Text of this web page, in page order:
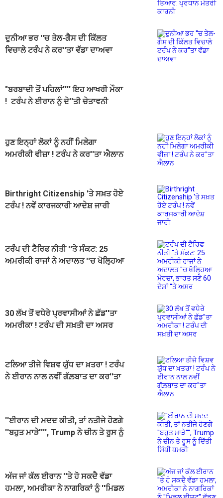
ਦੁਨੀਆ ਭਰ ''ਚ ਤੇਲ-ਗੈਸ ਦੀ ਕਿੱਲਤ
ਵਿਚਾਲੇ ਟਰੰਪ ਨੇ ਕਰ''ਤਾ ਵੱਡਾ ਦਾਅਵਾ
"ਬਰਬਾਦੀ ਤੋਂ ਪਹਿਲਾਂ'''' ਇਹ ਆਖਰੀ ਮੌਕਾ
! ਟਰੰਪ ਨੇ ਈਰਾਨ ਨੂੰ ਦੇ''ਤੀ ਚੇਤਾਵਨੀ
ਹੁਣ ਇਨ੍ਹਾਂ ਲੋਕਾਂ ਨੂੰ ਨਹੀਂ ਮਿਲੇਗਾ
ਅਮਰੀਕੀ ਵੀਜ਼ਾ ! ਟਰੰਪ ਨੇ ਕਰ''ਤਾ ਐਲਾਨ
Birthright Citizenship 'ਤੇ ਸਖ਼ਤ ਹੋਏ
ਟਰੰਪ ! ਨਵੇਂ ਕਾਰਜਕਾਰੀ ਆਦੇਸ਼ ਜਾਰੀ
ਟਰੰਪ ਦੀ ਟੈਰਿਫ ਨੀਤੀ ''ਤੇ ਸੰਕਟ: 25
ਅਮਰੀਕੀ ਰਾਜਾਂ ਨੇ ਅਦਾਲਤ ''ਚ ਖੋਲ੍ਹਿਆ
30 ਲੱਖ ਤੋਂ ਵਧੇਰੇ ਪ੍ਰਵਾਸੀਆਂ ਨੇ ਛੱਡ''ਤਾ
ਅਮਰੀਕਾ ! ਟਰੰਪ ਦੀ ਸਖ਼ਤੀ ਦਾ ਅਸਰ
ਟਲਿਆ ਤੀਜੇ ਵਿਸ਼ਵ ਯੁੱਧ ਦਾ ਖ਼ਤਰਾ ! ਟਰੰਪ
ਨੇ ਈਰਾਨ ਨਾਲ ਨਵੀਂ ਗੱਲ਼ਬਾਤ ਦਾ ਕਰ''ਤਾ
''ਈਰਾਨ ਦੀ ਮਦਦ ਕੀਤੀ, ਤਾਂ ਨਤੀਜੇ ਹੋਣਗੇ
''ਬਹੁਤ ਮਾੜੇ'''', Trump ਨੇ ਚੀਨ ਤੇ ਰੂਸ ਨੂੰ
ਅੱਜ ਜਾਂ ਕੱਲ ਈਰਾਨ ''ਤੇ ਹੋ ਸਕਦੈ ਵੱਡਾ
ਹਮਲਾ, ਅਮਰੀਕਾ ਨੇ ਨਾਗਰਿਕਾਂ ਨੂੰ ''ਮਿਡਲ